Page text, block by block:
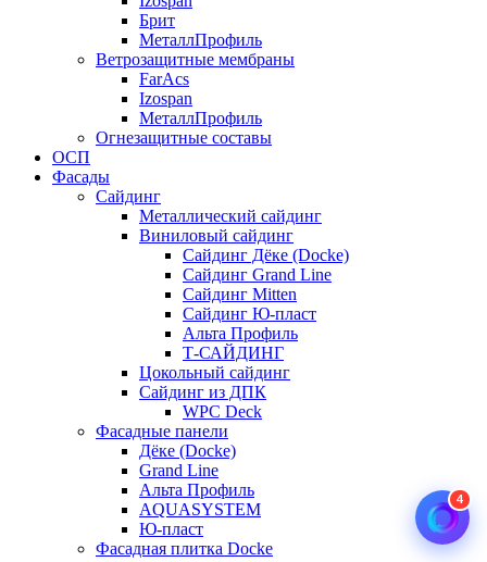
Брит
МеталлПрофиль
Ветрозащитные мембраны
FarAcs
Izospan
МеталлПрофиль
Огнезащитные составы
ОСП
Фасады
Сайдинг
Металлический сайдинг
Виниловый сайдинг
Сайдинг Дёке (Docke)
Сайдинг Grand Line
Сайдинг Mitten
Сайдинг Ю-пласт
Альта Профиль
Т-САЙДИНГ
Цокольный сайдинг
Сайдинг из ДПК
WPC Deck
Фасадные панели
Дёке (Docke)
Grand Line
Альта Профиль
AQUASYSTEM
Ю-пласт
Фасадная плитка Docke
4